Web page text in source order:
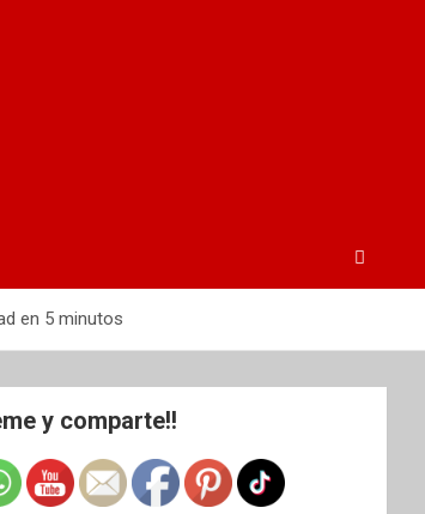
en 5 minutos
y comparte!!